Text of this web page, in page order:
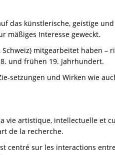
germanophone
au
XVIIIe
et
début
–
Raymond
Heitz,
das künstlerische, geistige
mäßiges Interesse geweckt.
mitgearbeitet haben –
und frühen 19. Jahrhundert.
setzungen und Wirken wie
vie artistique, intellectuelle et
de la recherche.
centré sur les interactions